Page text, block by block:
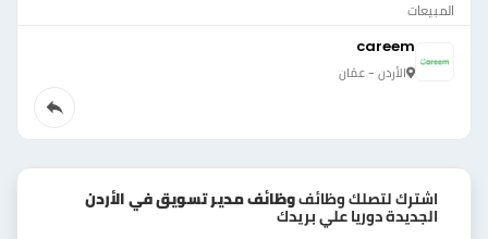
المبيعات
careem
الأردن - عمّان
اشترك لتصلك وظائفوظائف مدير تسويق في الأردن
الجديدة دوريا علي بريدك